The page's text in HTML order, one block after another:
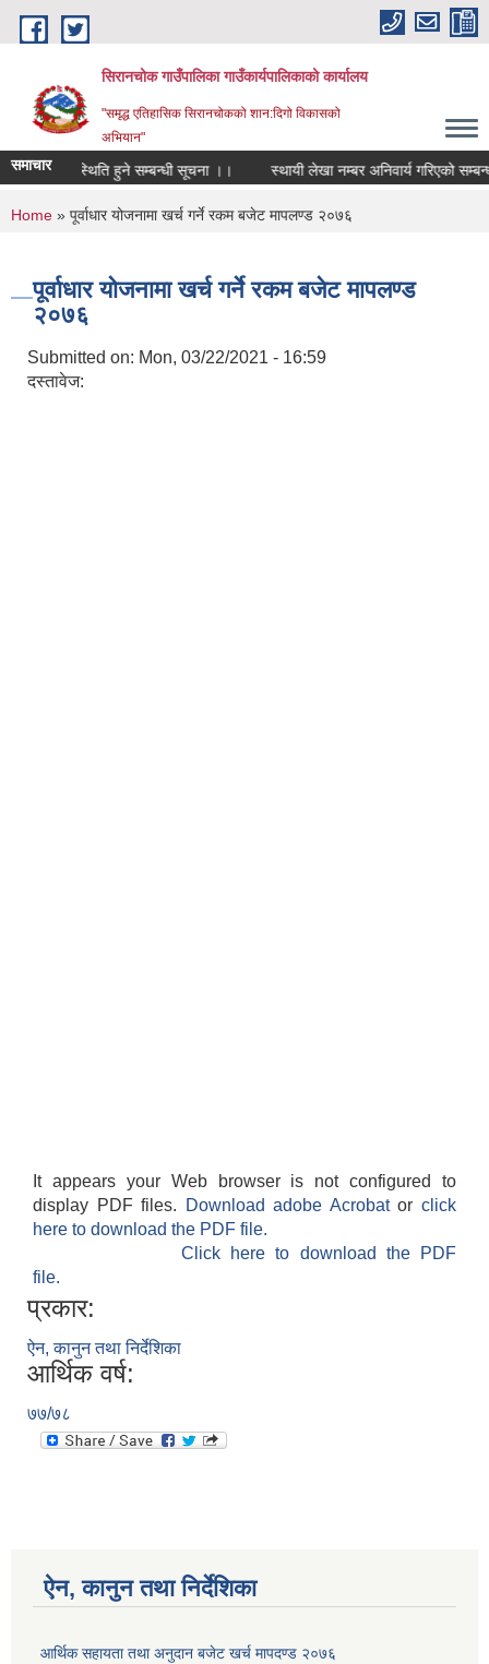
Skip to main content
सिरानचोक गाउँपालिका गाउँकार्यपालिकाको कार्यालय
"समृद्ध एतिहासिक सिरानचोकको शान:दिगो विकासको
अभियान"
समाचारउपस्थिति हुने सम्बन्धी सूचना ।। स्थायी लेखा नम्बर अनिवार्य गरिएको
You are here
Home » पूर्वाधार योजनामा खर्च गर्ने रकम बजेट मापलण्ड २०७६
पूर्वाधार योजनामा खर्च गर्ने रकम बजेट मापलण्ड
२०७६
Submitted on: Mon, 03/22/2021 - 16:59
दस्तावेज:
It appears your Web browser is not configured to
display PDF files.
Download adobe Acrobatorclick
here to download the PDF file.
Click here to download the PDF
file.
प्रकार:
ऐन, कानुन तथा निर्देशिका
आर्थिक वर्ष:
७७/७८
ऐन, कानुन तथा निर्देशिका
आर्थिक सहायता तथा अनुदान बजेट खर्च मापदण्ड २०७६